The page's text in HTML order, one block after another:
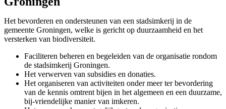
Het bevorderen en ondersteunen van een stadsimkerij in de
gemeente Groningen, welke is gericht op duurzaamheid en het
versterken van biodiversiteit.
Faciliteren beheren en begeleiden van de organisatie rondom
de stadsimkerij Groningen.
Het verwerven van subsidies en donaties.
Het organiseren van activiteiten onder meer ter bevordering
van de kennis omtrent bijen in het algemeen en een duurzame,
bij-vriendelijke manier van imkeren.